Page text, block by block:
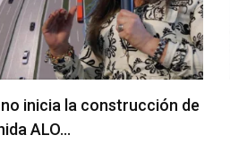
inicia la construcción de
ALO…